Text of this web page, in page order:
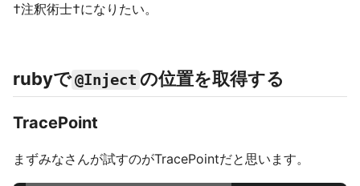
†注釈術士†になりたい。
rubyで@Inject の位置を取得する
TracePoint
まずみなさんが試すのがTracePointだと思います。